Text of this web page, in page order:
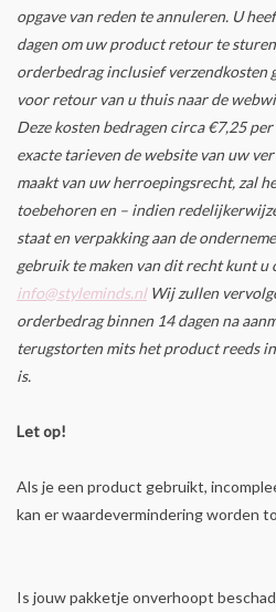
opgave van reden te annuleren. U
dagen om uw product retour te
orderbedrag inclusief verzendkosten
voor retour van u thuis naar de
Deze kosten bedragen circa €7,25
exacte tarieven de website van uw
maakt van uw herroepingsrecht, zal
toebehoren en – indien
staat en verpakking aan de
gebruik te maken van dit recht kunt u
info@styleminds.nlWij zullen
orderbedrag binnen 14 dagen na
terugstorten mits het product reeds
is.
Let op!
Als je een product gebruikt,
kan er waardevermindering worden
Is jouw pakketje onverhoopt